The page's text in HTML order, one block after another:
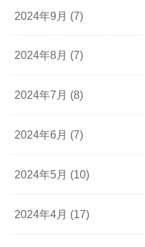
2024年9月 (7)
2024年8月 (7)
2024年7月 (8)
2024年6月 (7)
2024年5月 (10)
2024年4月 (17)